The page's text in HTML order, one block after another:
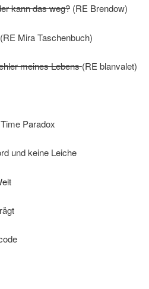
kann das weg?(RE Brendow)
Mira Taschenbuch)
meines Lebens(RE blanvalet)
Paradox
und keine Leiche